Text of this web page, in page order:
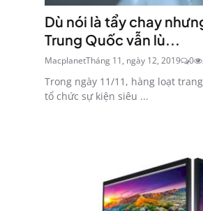
Dù nói là tẩy chay
Trung Quốc vẫn lù...
MacplanetTháng 11, ngày 12, 2019 0
Trong ngày 11/11, hàng loạt
tổ chức sự kiện siêu ...